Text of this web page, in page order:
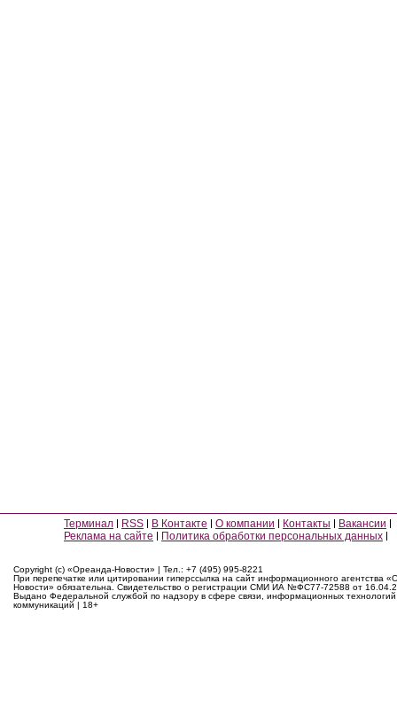
Терминал RSS В Контакте О компании Контакты
Вакансии
Реклама на сайте
Политика обработки персональных данных
Copyright (c) «Ореанда-Новости» | Тел.: +7 (495) 995-8221
При перепечатке или цитировании гиперссылка на сайт информационного агентства
Новости» обязательна. Свидетельство о регистрации СМИ ИА №ФС77-72588 от
Выдано Федеральной службой по надзору в сфере связи, информационных
коммуникаций | 18+